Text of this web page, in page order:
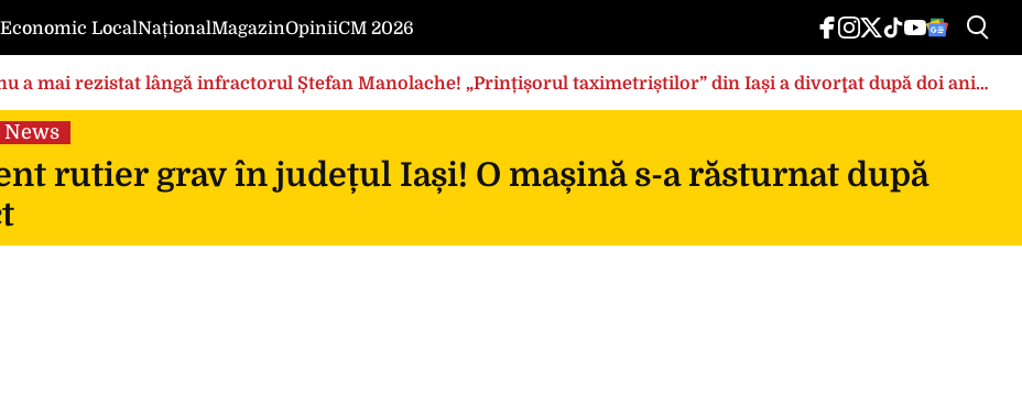
Economic LocalNaționalMagazinOpiniiCM 2026
a mai rezistat lângă infractorul Ștefan Manolache! „Prințișorul taximetriștilor” din Iași a divorţat după doi ani
News
rutier grav în județul Iași! O mașină s-a răsturnat după